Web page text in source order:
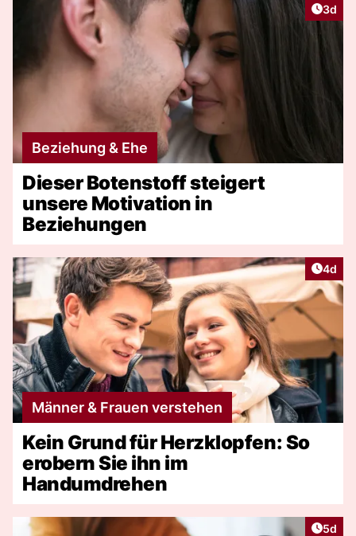
3d
Beziehung & Ehe
Dieser Botenstoff steigert
unsere Motivation in
Beziehungen
4d
Männer & Frauen verstehen
Kein Grund für Herzklopfen: So
erobern Sie ihn im
Handumdrehen
5d